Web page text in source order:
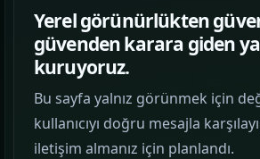
SEO & Dijital Pazarlama
ARAMA GÖRÜNÜRLÜĞÜ
Google Reklam Yönetimi
Yerel görünürlükten
güvenden karara giden
kuruyoruz.
Bu sayfa yalnız görünmek için
kullanıcıyı doğru mesajla
iletişim almanız için planlandı.